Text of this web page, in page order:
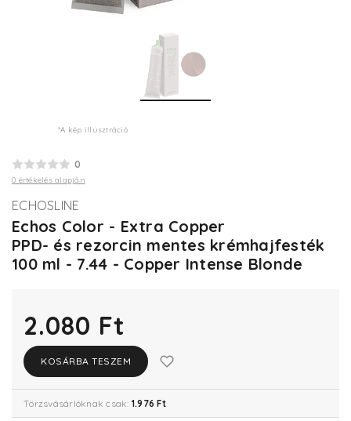
*A kép illusztráció
0
0 értékelés alapján
ECHOSLINE
Echos Color - Extra Copper
PPD- és rezorcin mentes krémhajfesték
100 ml - 7.44 - Copper Intense Blonde
2.080 Ft
KOSÁRBA TESZEM
Törzsvásárlóknak csak: 1.976 Ft